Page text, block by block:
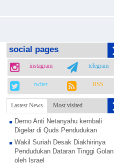
social pages
instagram telegram
twiter RSS
Lastest News Most visited
Demo Anti Netanyahu kembali
Digelar di Quds Pendudukan
Wakil Suriah Desak Diakhirinya
Pendudukan Dataran Tinggi Golan
oleh Israel